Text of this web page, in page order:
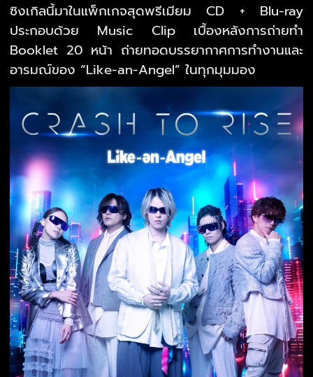
ซิงเกิลนี้มาในแพ็กเกจสุดพรีเมียม CD + Blu-ray
ประกอบด้วย Music Clip เบื้องหลังการถ่ายทำ
Booklet 20 หน้า ถ่ายทอดบรรยากาศการทำงานและ
อารมณ์ของ “Like-an-Angel” ในทุกมุมมอง